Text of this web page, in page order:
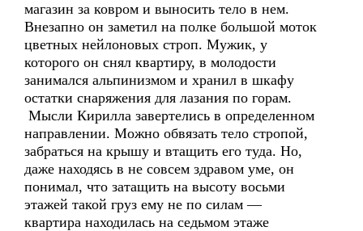
магазин за ковром и выносить тело в нем.
Внезапно он заметил на полке большой моток
цветных нейлоновых строп. Мужик, у
которого он снял квартиру, в молодости
занимался альпинизмом и хранил в шкафу
остатки снаряжения для лазания по горам.
Мысли Кирилла завертелись в определенном
направлении. Можно обвязать тело стропой,
забраться на крышу и втащить его туда. Но,
даже находясь в не совсем здравом уме, он
понимал, что затащить на высоту восьми
этажей такой груз ему не по силам —
квартира находилась на седьмом этаже